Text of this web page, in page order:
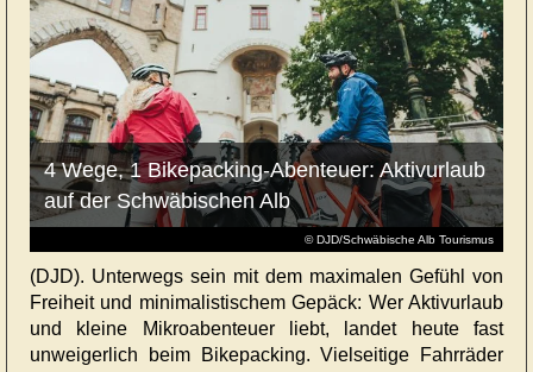
© DJD/Schwäbische Alb Tourismus
4 Wege, 1 Bikepacking-Abenteuer: Aktivurlaub
auf der Schwäbischen Alb
(DJD). Unterwegs sein mit dem maximalen Gefühl von
Freiheit und minimalistischem Gepäck: Wer Aktivurlaub
und kleine Mikroabenteuer liebt, landet heute fast
unweigerlich beim Bikepacking. Vielseitige Fahrräder